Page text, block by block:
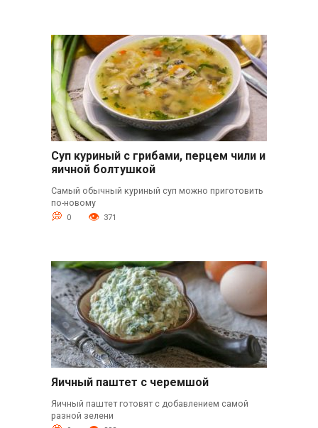
Суп куриный с грибами, перцем чили и
яичной болтушкой
Самый обычный куриный суп можно приготовить
по-новому
0 371
Яичный паштет с черемшой
Яичный паштет готовят с добавлением самой
разной зелени